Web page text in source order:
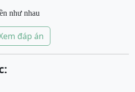
như nhau
đáp án